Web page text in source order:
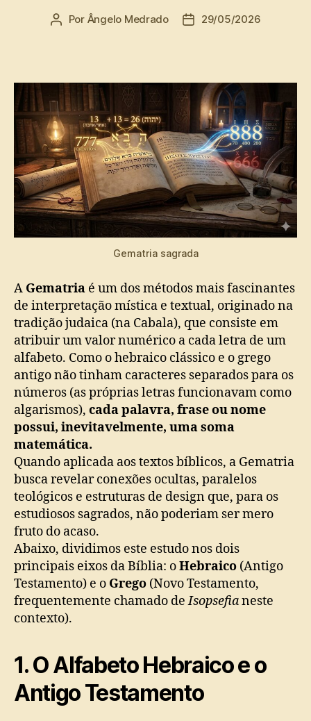
Autor
Por Ângelo Medrado
Data29/05/2026
Gematria sagrada
A Gematria é um dos métodos mais fascinantes
de interpretação mística e textual, originado na
tradição judaica (na Cabala), que consiste em
atribuir um valor numérico a cada letra de um
alfabeto. Como o hebraico clássico e o grego
antigo não tinham caracteres separados para os
números (as próprias letras funcionavam como
algarismos), cada palavra, frase ou nome
possui, inevitavelmente, uma soma
matemática.
Quando aplicada aos textos bíblicos, a Gematria
busca revelar conexões ocultas, paralelos
teológicos e estruturas de design que, para os
estudiosos sagrados, não poderiam ser mero
fruto do acaso.
Abaixo, dividimos este estudo nos dois
principais eixos da Bíblia: oHebraico (Antigo
Testamento) e o Grego (Novo Testamento,
frequentemente chamado deIsopsefianeste
contexto).
1. O Alfabeto Hebraico e o
Antigo Testamento